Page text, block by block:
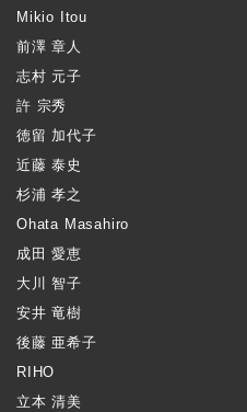
Mikio Itou
前澤 章人
志村 元子
許 宗秀
徳留 加代子
近藤 泰史
杉浦 孝之
Ohata Masahiro
成田 愛恵
大川 智子
安井 竜樹
後藤 亜希子
RIHO
立本 清美